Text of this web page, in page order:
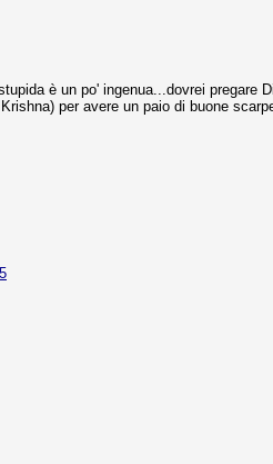
è un po' ingenua...dovrei
per avere un paio di buone